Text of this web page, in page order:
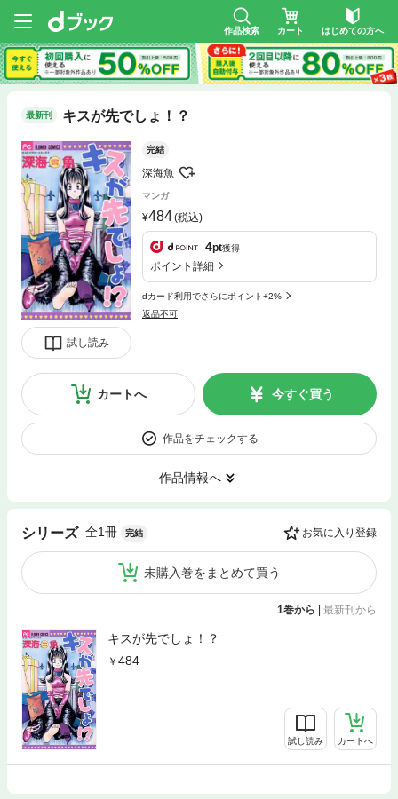
作品検索 カート はじめての方へ
最新刊 キスが先でしょ！？
試し読み
完結
深海魚
マンガ
484(税込)
4pt獲得
ポイント詳細
dカード利用でさらにポイント+2%
返品不可
カートへ 今すぐ買う
作品をチェックする
作品情報へ
シリーズ 全1冊 完結 お気に入り登録
未購入巻をまとめて買う
1巻から | 最新刊から
キスが先でしょ！？
484
試し読み カートへ